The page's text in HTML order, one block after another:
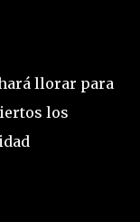
llorar para
los